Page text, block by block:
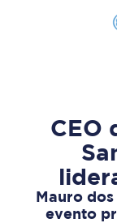
CEO
Mauro
evento